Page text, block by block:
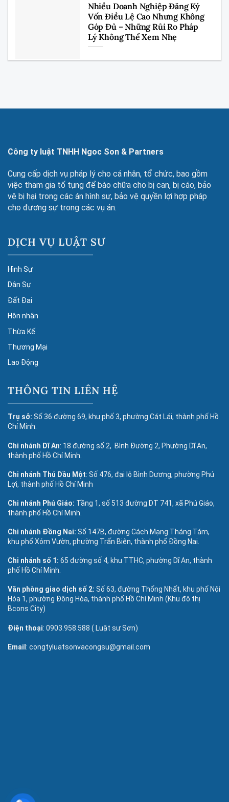
Nhiều Doanh Nghiệp Đăng Ký
Vốn Điều Lệ Cao Nhưng Không
Góp Đủ – Những Rủi Ro Pháp
Lý Không Thể Xem Nhẹ
Công ty luật TNHH Ngoc Son & Partners
Cung cấp dịch vụ pháp lý cho cá nhân, tổ chức, bao gồm
việc tham gia tố tụng để bào chữa cho bị can, bị cáo, bảo
vệ bị hại trong các án hình sự, bảo vệ quyền lợi hợp pháp
cho đương sự trong các vụ án.
DỊCH VỤ LUẬT SƯ
Hình Sự
Dân Sự
Đất Đai
Hôn nhân
Thừa Kế
Thương Mại
Lao Động
THÔNG TIN LIÊN HỆ
Trụ sở: Số 36 đường 69, khu phố 3, phường Cát Lái, thành phố Hồ
Chí Minh.
Chi nhánh Dĩ An: 18 đường số 2, Bình Đường 2, Phường Dĩ An,
thành phố Hồ Chí Minh.
Chi nhánh Thủ Dầu Một: Số 476, đại lộ Bình Dương, phường Phú
Lợi, thành phố Hồ Chí Minh
Chi nhánh Phú Giáo: Tầng 1, số 513 đường DT 741, xã Phú Giáo,
thành phố Hồ Chí Minh.
Chi nhánh Đồng Nai: Số 147B, đường Cách Mạng Tháng Tám,
khu phố Xóm Vườn, phường Trấn Biên, thành phố Đồng Nai.
Chi nhánh số 1: 65 đường số 4, khu TTHC, phường Dĩ An, thành
phố Hồ Chí Minh.
Văn phòng giao dịch số 2: Số 63, đường Thống Nhất, khu phố Nội
Hóa 1, phường Đông Hòa, thành phố Hồ Chí Minh (Khu đô thị
Bcons City)
Điện thoại: 0903.958.588 ( Luật sư Sơn)
Email : congtyluatsonvacongsu@gmail.com